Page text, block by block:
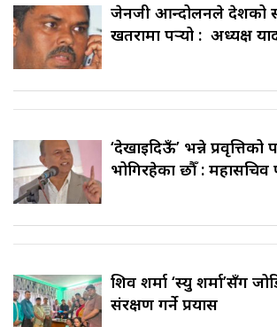
जेनजी आन्दोलनले देशको
खतरामा पर्‍यो : अध्यक्ष
‘देखाइदिऊँ’ भन्ने
भोगिरहेका छौँ :
शिव शर्मा ‘स्यु शर्मा’सँग
संरक्षण गर्ने प्रयास